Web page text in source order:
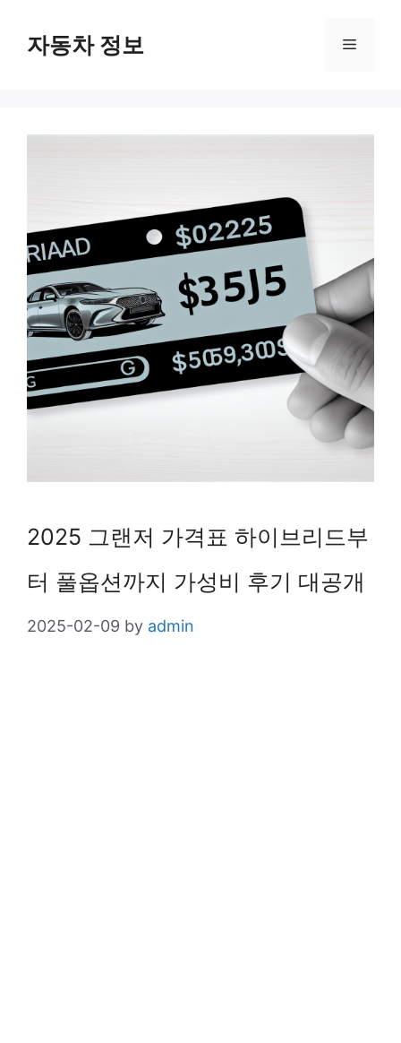
자동차 정보 Menu
2025 그랜저 가격표 하이브리드부
터 풀옵션까지 가성비 후기 대공개
2025-02-09 by admin